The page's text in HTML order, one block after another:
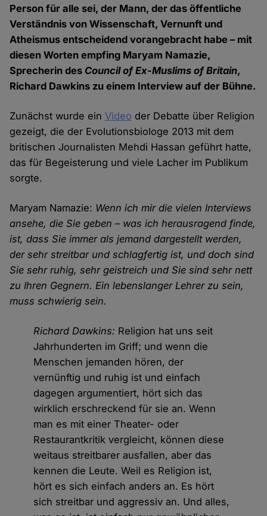
Person für alle sei, der Mann, der das öffentliche
Verständnis von Wissenschaft, Vernunft und
Atheismus entscheidend vorangebracht habe – mit
diesen Worten empfing Maryam Namazie,
Sprecherin des Council of Ex-Muslims of Britain,
Richard Dawkins zu einem Interview auf der Bühne.
Zunächst wurde einVideo der Debatte über Religion
gezeigt, die der Evolutionsbiologe 2013 mit dem
britischen Journalisten Mehdi Hassan geführt hatte,
das für Begeisterung und viele Lacher im Publikum
sorgte.
Maryam Namazie: Wenn ich mir die vielen Interviews
ansehe, die Sie geben – was ich herausragend finde,
ist, dass Sie immer als jemand dargestellt werden,
der sehr streitbar und schlagfertig ist, und doch sind
Sie sehr ruhig, sehr geistreich und Sie sind sehr nett
zu Ihren Gegnern. Ein lebenslanger Lehrer zu sein,
muss schwierig sein.
Richard Dawkins: Religion hat uns seit
Jahrhunderten im Griff; und wenn die
Menschen jemanden hören, der
vernünftig und ruhig ist und einfach
dagegen argumentiert, hört sich das
wirklich erschreckend für sie an. Wenn
man es mit einer Theater- oder
Restaurantkritik vergleicht, können diese
weitaus streitbarer ausfallen, aber das
kennen die Leute. Weil es Religion ist,
hört es sich einfach anders an. Es hört
sich streitbar und aggressiv an. Und alles,